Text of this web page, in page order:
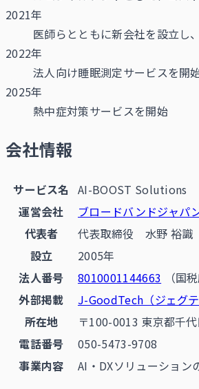
2021年
医師らとともに新会社を設立し
2022年
法人向け睡眠測定サービスを開
2025年
熱中症対策サービスを開始
会社情報
サービス名
AI-BOOST Solutions
運営会社
ブロードバンドジャパ
代表者
代表取締役 水野 裕識
設立
2005年
法人番号
8010001144663
（国
外部掲載
J-GoodTech（ジェグ
所在地
〒100-0013 東京都千
電話番号
050-5473-9708
事業内容
AI・DXソリューション